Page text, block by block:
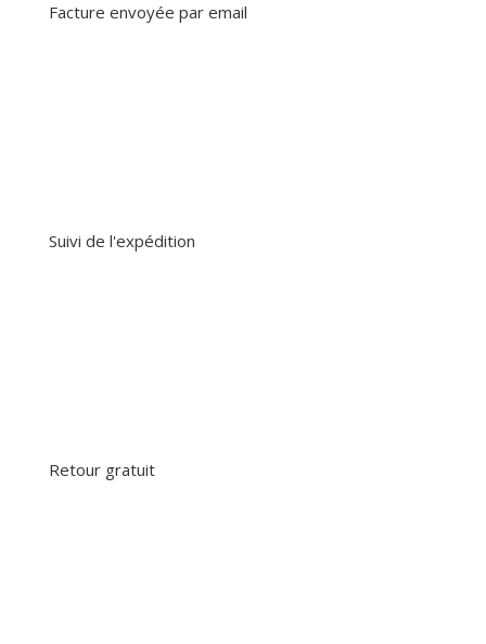
Facture envoyée par email
Suivi de l'expédition
Retour gratuit